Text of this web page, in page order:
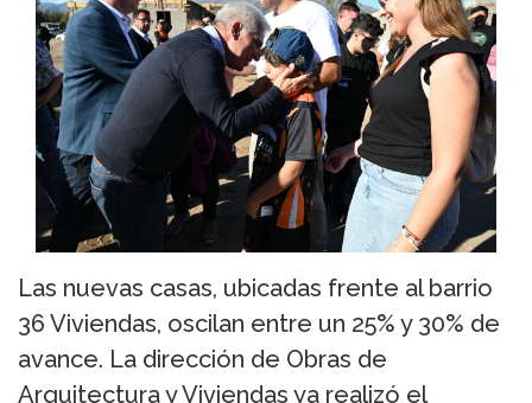
Las nuevas casas, ubicadas frente al barrio
36 Viviendas, oscilan entre un 25% y 30% de
avance. La dirección de Obras de
Arquitectura y Viviendas ya realizó el